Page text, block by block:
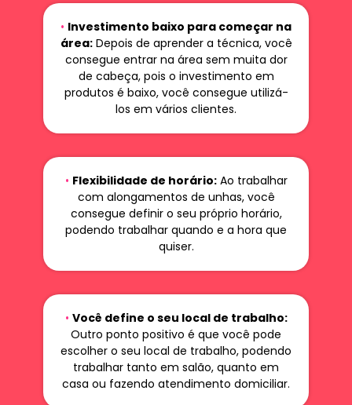
• Investimento baixo para começar na
área:Depois de aprender a técnica, você
consegue entrar na área sem muita dor
de cabeça, pois o investimento em
produtos é baixo, você consegue utilizá-
los em vários clientes.
• Flexibilidade de horário:Ao trabalhar
com alongamentos de unhas, você
consegue definir o seu próprio horário,
podendo trabalhar quando e a hora que
quiser.
• Você define o seu local de trabalho:
Outro ponto positivo é que você pode
escolher o seu local de trabalho, podendo
trabalhar tanto em salão, quanto em
casa ou fazendo atendimento domiciliar.